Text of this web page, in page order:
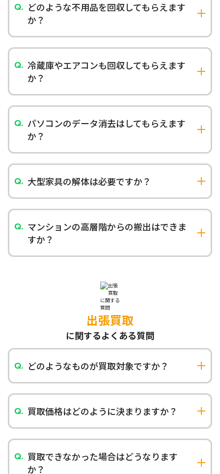
どのような不用品を回収してもらえます
か？
家具（ソファー、テーブル、タンス、ベッド
等）、家電（冷蔵庫、洗濯機、テレビ、エアコン
等）、日用品、衣類、本、雑貨など幅広く対応し
ております。家電リサイクル法対象品目も適正に
処理いたします。ただし、危険物（ガソリン、灯
油、薬品等）、医療廃棄物などは回収できませ
ん。不明な場合はお気軽にお問い合わせくださ
い。
冷蔵庫やエアコンも回収してもらえます
か？
はい、家電リサイクル法対象品目（冷蔵庫、洗濯
機、エアコン、テレビ）も回収いたします。法定の
リサイクル料金が別途必要になりますが、適正に
リサイクル処理いたします。
パソコンのデータ消去はしてもらえます
か？
はい、データ消去作業も承っております。必要に応
じて証明の発行も行っております。機密情報の取り
扱いも徹底しております。
大型家具の解体は必要ですか？
搬出経路によっては解体が必要な場合がございま
す。解体作業も当社で行いますのでご安心くださ
い。建物を傷つけないよう養生も徹底いたしま
す。
マンションの高層階からの搬出はできま
すか？
エレベーターがある場合は問題ございません。階
ざいますが、事前にお見積もりに含めてご案内い
出張買取
に関するよくある質問
どのようなものが買取対象ですか？
ブランド品、貴金属、着物、時計、家電、楽器、
カメラ、骨董品、フィギュア、レコードなど価値
のあるものは買取査定いたします。壊れているも
のや古いものでも価値がある場合がございますの
で、まずはご相談ください。
買取価格はどのように決まりますか？
商品の状態、市場価値、需要、付属品の有無など
を総合的に判断して査定いたします。専門知識を
持つスタッフが丁寧に査定いたします。
買取できなかった場合はどうなります
か？